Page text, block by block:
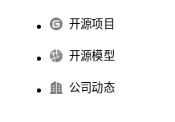
开源项目
开源模型
公司动态